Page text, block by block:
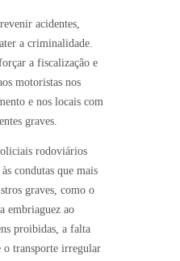
acidentes,
a criminalidade.
a fiscalização e
motoristas nos
e nos locais com
graves.
rodoviários
condutas que mais
graves, como o
embriaguez ao
proibidas, a falta
o transporte irregular